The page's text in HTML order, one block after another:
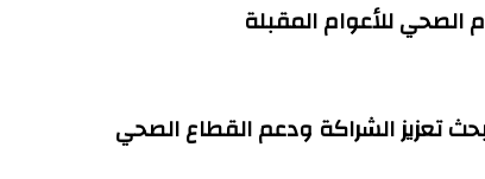
الصحي للأعوام المقبلة
تعزيز الشراكة ودعم القطاع الصحي